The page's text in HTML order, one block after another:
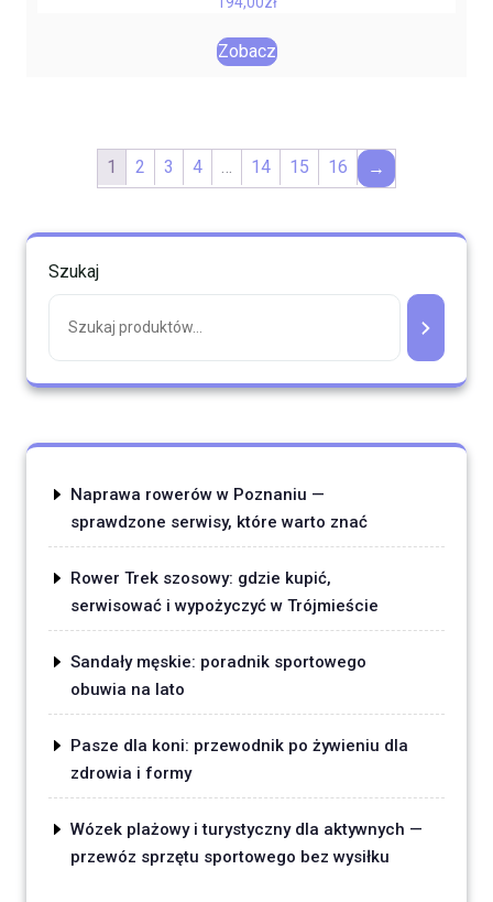
Zobacz
1 2 3 4 … 14 15 16 →
Szukaj
Naprawa rowerów w Poznaniu —
sprawdzone serwisy, które warto znać
Rower Trek szosowy: gdzie kupić,
serwisować i wypożyczyć w Trójmieście
Sandały męskie: poradnik sportowego
obuwia na lato
Pasze dla koni: przewodnik po żywieniu dla
zdrowia i formy
Wózek plażowy i turystyczny dla aktywnych —
przewóz sprzętu sportowego bez wysiłku